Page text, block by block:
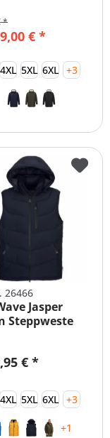
€ *
*
4XL 5XL 6XL +3
26466
Jasper
Steppweste
€ *
4XL 5XL 6XL +3
+1